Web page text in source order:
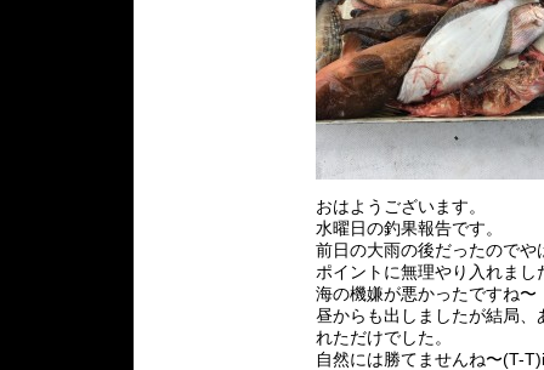
おはようございます。
水曜日の釣果報告です。
前日の大雨の後だったので
ポイントに無理やり入れま
海の機嫌が悪かったですね〜
昼からも出しましたが結局
れただけでした。
自然には勝てませんね〜(T-